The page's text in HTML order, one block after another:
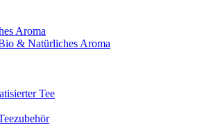
Aroma
& Natürliches Aroma
Tee